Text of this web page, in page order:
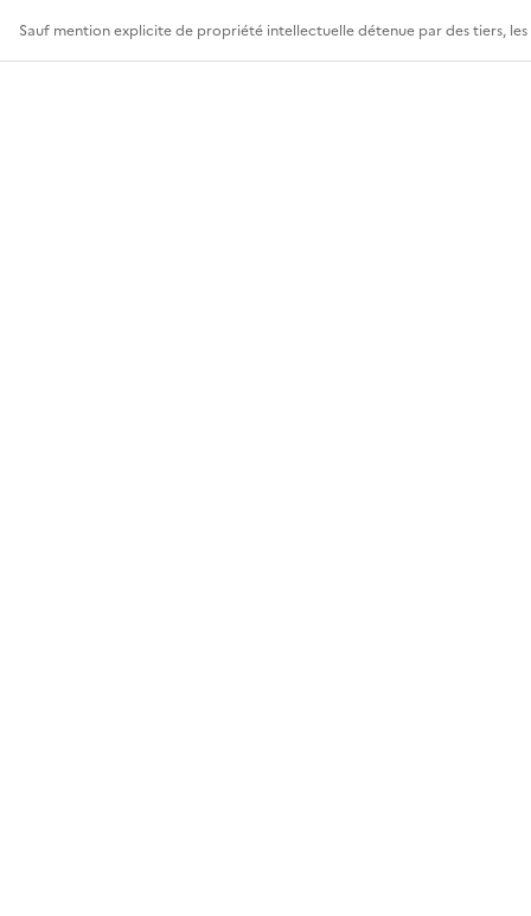
Sauf mention explicite de propriété intellectuelle détenue par des tiers,